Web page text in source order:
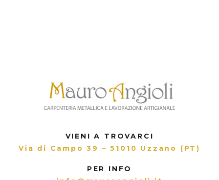
VIENI A TROVARCI
Via di Campo 39 – 51010 Uzzano (PT)
PER INFO